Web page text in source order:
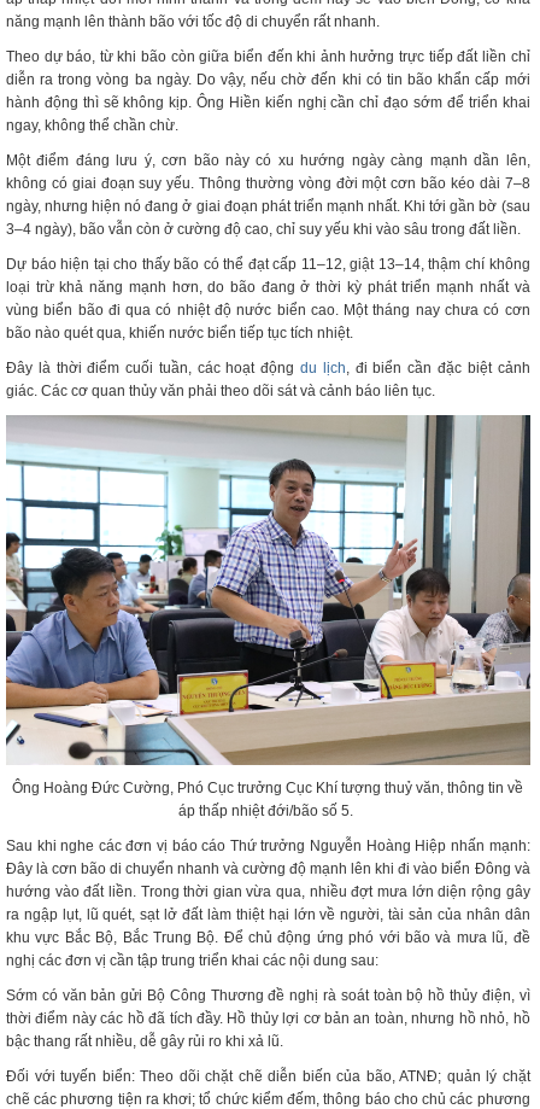
năng mạnh lên thành bão với tốc độ di chuyển rất nhanh.
Theo dự báo, từ khi bão còn giữa biển đến khi ảnh hưởng trực tiếp đất liền chỉ
diễn ra trong vòng ba ngày. Do vậy, nếu chờ đến khi có tin bão khẩn cấp mới
hành động thì sẽ không kịp. Ông Hiền kiến nghị cần chỉ đạo sớm để triển khai
ngay, không thể chần chừ.
Một điểm đáng lưu ý, cơn bão này có xu hướng ngày càng mạnh dần lên,
không có giai đoạn suy yếu. Thông thường vòng đời một cơn bão kéo dài 7–8
ngày, nhưng hiện nó đang ở giai đoạn phát triển mạnh nhất. Khi tới gần bờ (sau
3–4 ngày), bão vẫn còn ở cường độ cao, chỉ suy yếu khi vào sâu trong đất liền.
Dự báo hiện tại cho thấy bão có thể đạt cấp 11–12, giật 13–14, thậm chí không
loại trừ khả năng mạnh hơn, do bão đang ở thời kỳ phát triển mạnh nhất và
vùng biển bão đi qua có nhiệt độ nước biển cao. Một tháng nay chưa có cơn
bão nào quét qua, khiến nước biển tiếp tục tích nhiệt.
Đây là thời điểm cuối tuần, các hoạt độngdu lịch, đi biển cần đặc biệt cảnh
giác. Các cơ quan thủy văn phải theo dõi sát và cảnh báo liên tục.
Ông Hoàng Đức Cường, Phó Cục trưởng Cục Khí tượng thuỷ văn, thông tin về
áp thấp nhiệt đới/bão số 5.
Sau khi nghe các đơn vị báo cáo Thứ trưởng Nguyễn Hoàng Hiệp nhấn mạnh:
Đây là cơn bão di chuyển nhanh và cường độ mạnh lên khi đi vào biển Đông và
hướng vào đất liền. Trong thời gian vừa qua, nhiều đợt mưa lớn diện rộng gây
ra ngập lụt, lũ quét, sạt lở đất làm thiệt hại lớn về người, tài sản của nhân dân
khu vực Bắc Bộ, Bắc Trung Bộ. Để chủ động ứng phó với bão và mưa lũ, đề
nghị các đơn vị cần tập trung triển khai các nội dung sau:
Sớm có văn bản gửi Bộ Công Thương đề nghị rà soát toàn bộ hồ thủy điện, vì
thời điểm này các hồ đã tích đầy. Hồ thủy lợi cơ bản an toàn, nhưng hồ nhỏ, hồ
bậc thang rất nhiều, dễ gây rủi ro khi xả lũ.
Đối với tuyến biển: Theo dõi chặt chẽ diễn biến của bão, ATNĐ; quản lý chặt
chẽ các phương tiện ra khơi; tổ chức kiểm đếm, thông báo cho chủ các phương